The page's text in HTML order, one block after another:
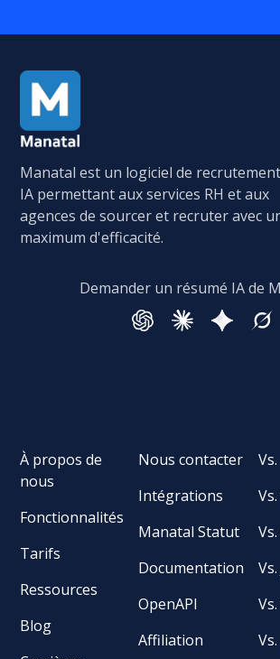
Manatal est un logiciel de recrutement
IA permettant aux services RH et aux
agences de sourcer et recruter avec
maximum d'efficacité.
Demander un résumé IA de
À propos de
nous
Fonctionnalités
Tarifs
Ressources
Blog
Nous contacter
Intégrations
Manatal Statut
Documentation
OpenAPI
Affiliation